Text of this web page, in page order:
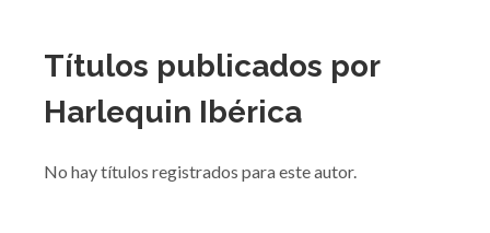
Títulos publicados por
Harlequin Ibérica
No hay títulos registrados para este autor.